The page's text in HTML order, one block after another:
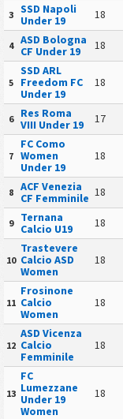
3 SSD Napoli
Under 19
18
4 ASD Bologna
CF Under 19
18
5
SSD ARL
Freedom FC
Under 19
18
6
Res Roma
VIII Under 19
17
7
FC Como
Women
Under 19
18
8 ACF Venezia
CF Femminile 18
9
Ternana
Calcio U19
18
10
Trastevere
Calcio ASD
Women
18
11
Frosinone
Calcio
Women
18
12
ASD Vicenza
Calcio
Femminile
18
13
FC
Lumezzane
Under 19
Women
18